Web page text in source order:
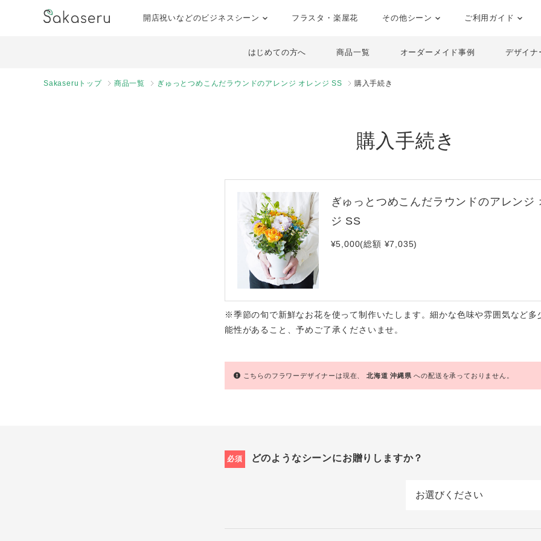
開店祝いなどのビジネスシーン フラスタ・楽屋花 その他シーン ご利用ガイド
はじめての方へ 商品一覧 オーダーメイド事例 デザイナ
Sakaseruトップ 商品一覧 ぎゅっとつめこんだラウンドのアレンジ オレンジ SS 購入手続き
購入手続き
ぎゅっとつめこんだラウンドのアレンジ
ジ SS
¥5,000(総額 ¥7,035)
※季節の旬で新鮮なお花を使って制作いたします。細かな色味や雰囲気など多
能性があること、予めご了承くださいませ。
こちらのフラワーデザイナーは現在、北海道沖縄県への配送を承っておりません。
必須 どのようなシーンにお贈りしますか？